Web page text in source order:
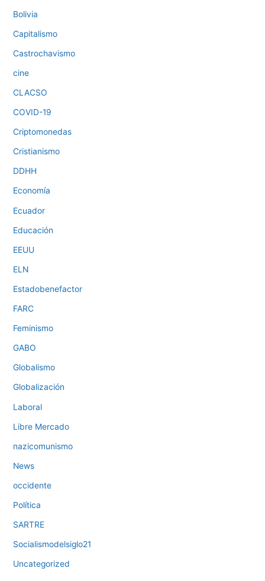
Bolivia
Capitalismo
Castrochavismo
cine
CLACSO
COVID-19
Criptomonedas
Cristianismo
DDHH
Economía
Ecuador
Educación
EEUU
ELN
Estadobenefactor
FARC
Feminismo
GABO
Globalismo
Globalización
Laboral
Libre Mercado
nazicomunismo
News
occidente
Política
SARTRE
Socialismodelsiglo21
Uncategorized